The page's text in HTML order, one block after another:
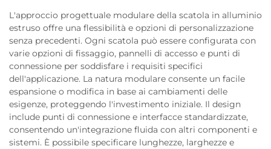
L'approccio progettuale modulare della scatola in alluminio
estruso offre una flessibilità e opzioni di personalizzazione
senza precedenti. Ogni scatola può essere configurata con
varie opzioni di fissaggio, pannelli di accesso e punti di
connessione per soddisfare i requisiti specifici
dell'applicazione. La natura modulare consente un facile
espansione o modifica in base ai cambiamenti delle
esigenze, proteggendo l'investimento iniziale. Il design
include punti di connessione e interfacce standardizzate,
consentendo un'integrazione fluida con altri componenti e
sistemi. È possibile specificare lunghezze, larghezze e